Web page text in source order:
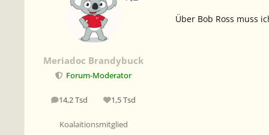
Meriadoc Brandybuck
Forum-Moderator
14,2 Tsd
Beiträge 1,5 Tsd
Reputation
Koalaitionsmitglied
Über Bob Ross muss